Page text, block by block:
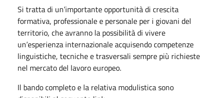
Si tratta di un’importante opportunità di crescita
formativa, professionale e personale per i giovani del
territorio, che avranno la possibilità di vivere
un’esperienza internazionale acquisendo competenze
linguistiche, tecniche e trasversali sempre più richieste
nel mercato del lavoro europeo.
Il bando completo e la relativa modulistica sono